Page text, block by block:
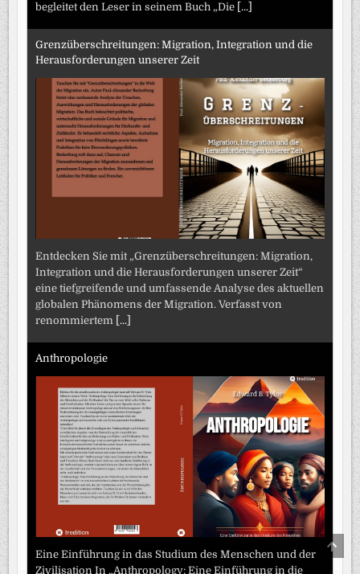
begleitet den Leser in seinem Buch „Die [...]
Grenzüberschreitungen: Migration, Integration und die
Herausforderungen unserer Zeit
Entdecken Sie mit „Grenzüberschreitungen: Migration,
Integration und die Herausforderungen unserer Zeit“
eine tiefgreifende und umfassende Analyse des aktuellen
globalen Phänomens der Migration. Verfasst von
renommiertem [...]
Anthropologie
Eine Einführung in das Studium des Menschen und der
Zivilisation In „Anthropology: Eine Einführung in die
TO
TOP